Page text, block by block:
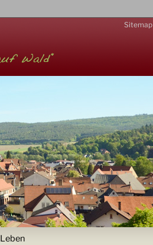
Sitemap
Leben